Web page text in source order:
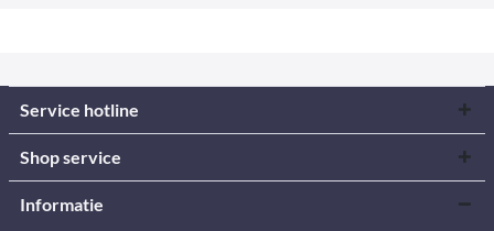
Service hotline
Shop service
Informatie